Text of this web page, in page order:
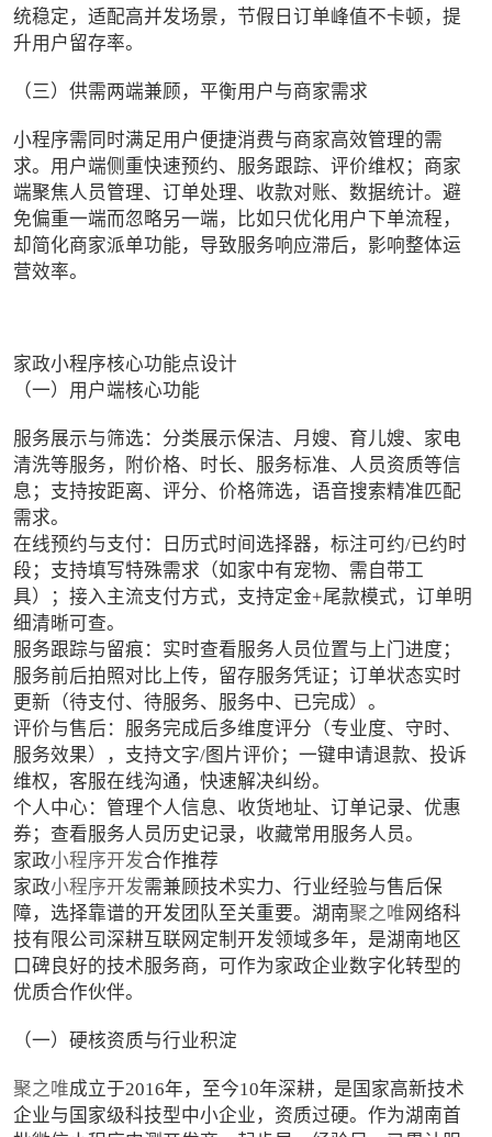
统稳定，适配高并发场景，节假日订单峰值不卡顿，提
升用户留存率。
（三）供需两端兼顾，平衡用户与商家需求
小程序需同时满足用户便捷消费与商家高效管理的需
求。用户端侧重快速预约、服务跟踪、评价维权；商家
端聚焦人员管理、订单处理、收款对账、数据统计。避
免偏重一端而忽略另一端，比如只优化用户下单流程，
却简化商家派单功能，导致服务响应滞后，影响整体运
营效率。
家政小程序核心功能点设计
（一）用户端核心功能
服务展示与筛选：分类展示保洁、月嫂、育儿嫂、家电
清洗等服务，附价格、时长、服务标准、人员资质等信
息；支持按距离、评分、价格筛选，语音搜索精准匹配
需求。
在线预约与支付：日历式时间选择器，标注可约/已约时
段；支持填写特殊需求（如家中有宠物、需自带工
具）；接入主流支付方式，支持定金+尾款模式，订单明
细清晰可查。
服务跟踪与留痕：实时查看服务人员位置与上门进度；
服务前后拍照对比上传，留存服务凭证；订单状态实时
更新（待支付、待服务、服务中、已完成）。
评价与售后：服务完成后多维度评分（专业度、守时、
服务效果），支持文字/图片评价；一键申请退款、投诉
维权，客服在线沟通，快速解决纠纷。
个人中心：管理个人信息、收货地址、订单记录、优惠
券；查看服务人员历史记录，收藏常用服务人员。
家政小程序开发合作推荐
家政小程序开发需兼顾技术实力、行业经验与售后保
障，选择靠谱的开发团队至关重要。湖南聚之唯 网络科
技有限公司深耕互联网定制开发领域多年，是湖南地区
口碑良好的技术服务商，可作为家政企业数字化转型的
优质合作伙伴。
（一）硬核资质与行业积淀
聚之唯成立于2016年，至今10年深耕，是国家高新技术
企业与国家级科技型中小企业，资质过硬。作为湖南首